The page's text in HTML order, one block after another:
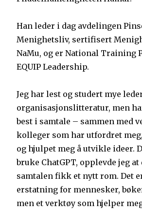
Han leder i dag avdelingen
Menighetsliv, sertifisert
NaMu, og er National Training
EQUIP Leadership.
Jeg har lest og studert mye
organisasjonslitteratur, men
best i samtale – sammen med
kolleger som har utfordret
og hjulpet meg å utvikle ideer.
bruke ChatGPT, opplevde jeg at
samtalen fikk et nytt rom. Det
erstatning for mennesker,
men et verktøy som hjelper